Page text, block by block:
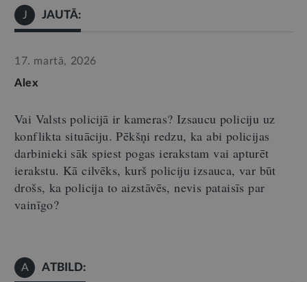
J JAUTĀ:
17. martā, 2026
Alex
Vai Valsts policijā ir kameras? Izsaucu policiju uz
konflikta situāciju. Pēkšņi redzu, ka abi policijas
darbinieki sāk spiest pogas ierakstam vai apturēt
ierakstu. Kā cilvēks, kurš policiju izsauca, var būt
drošs, ka policija to aizstāvēs, nevis pataisīs par
vainīgo?
A ATBILD: